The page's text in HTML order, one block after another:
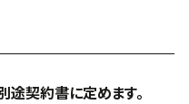
途契約書に定めます。